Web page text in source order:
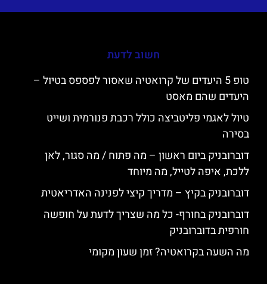
חשוב לדעת
טופ 5 היעדים של קרואטיה שאסור לפספס בטיול –
היעדים שהם מאסט
טיול לאגמי פליטביצה כולל רכבת פנורמית ושייט
בסירה
דוברובניק ביום ראשון – מה פתוח / מה סגור, לאן
ללכת, איפה לטייל, מה מיוחד
דוברובניק בקיץ – מדריך קיצי לפנינה האדריאטית
דוברובניק בחורף- כל מה שצריך לדעת על חופשה
חורפית בדוברובניק
מה השעה בקרואטיה? זמן שעון מקומי